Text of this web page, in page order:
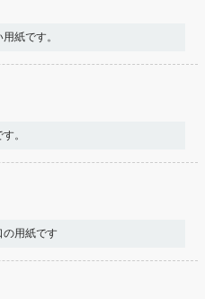
紙です。
。
の用紙です